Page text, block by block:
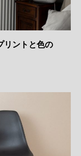
リントと色の